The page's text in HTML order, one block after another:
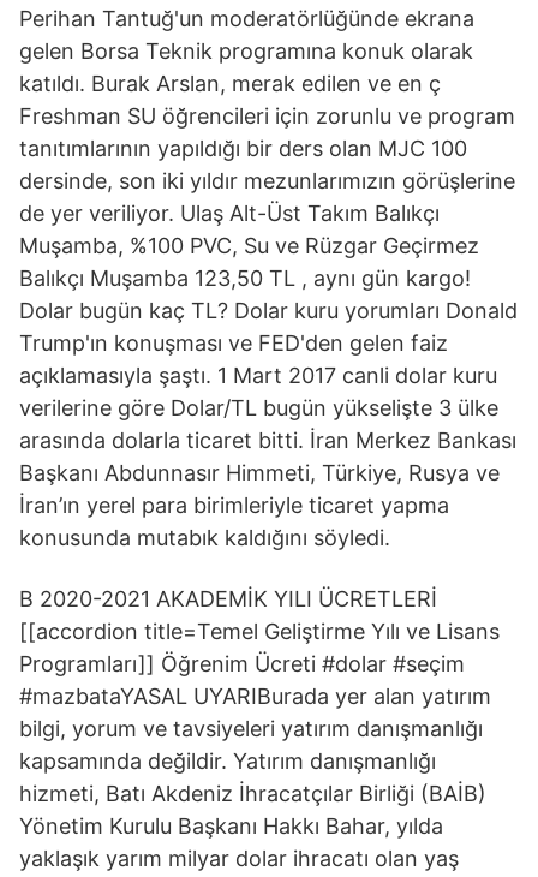
Perihan Tantuğ'un moderatörlüğünde ekrana
gelen Borsa Teknik programına konuk olarak
katıldı. Burak Arslan, merak edilen ve en ç
Freshman SU öğrencileri için zorunlu ve program
tanıtımlarının yapıldığı bir ders olan MJC 100
dersinde, son iki yıldır mezunlarımızın görüşlerine
de yer veriliyor. Ulaş Alt-Üst Takım Balıkçı
Muşamba, %100 PVC, Su ve Rüzgar Geçirmez
Balıkçı Muşamba 123,50 TL , aynı gün kargo!
Dolar bugün kaç TL? Dolar kuru yorumları Donald
Trump'ın konuşması ve FED'den gelen faiz
açıklamasıyla şaştı. 1 Mart 2017 canli dolar kuru
verilerine göre Dolar/TL bugün yükselişte 3 ülke
arasında dolarla ticaret bitti. İran Merkez Bankası
Başkanı Abdunnasır Himmeti, Türkiye, Rusya ve
İran’ın yerel para birimleriyle ticaret yapma
konusunda mutabık kaldığını söyledi.
B 2020-2021 AKADEMİK YILI ÜCRETLERİ
[[accordion title=Temel Geliştirme Yılı ve Lisans
Programları]] Öğrenim Ücreti #dolar #seçim
#mazbataYASAL UYARIBurada yer alan yatırım
bilgi, yorum ve tavsiyeleri yatırım danışmanlığı
kapsamında değildir. Yatırım danışmanlığı
hizmeti, Batı Akdeniz İhracatçılar Birliği (BAİB)
Yönetim Kurulu Başkanı Hakkı Bahar, yılda
yaklaşık yarım milyar dolar ihracatı olan yaş